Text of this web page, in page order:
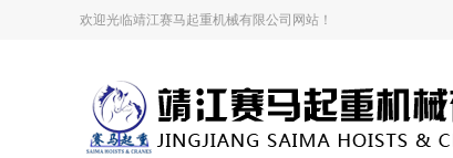
欢迎光临靖江赛马起重机械有限公司网站！